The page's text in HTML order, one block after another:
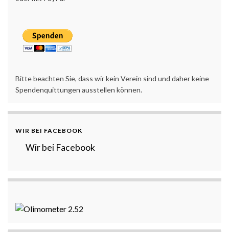
Bitte beachten Sie, dass wir kein Verein sind und daher keine
Spendenquittungen ausstellen können.
WIR BEI FACEBOOK
Wir bei Facebook